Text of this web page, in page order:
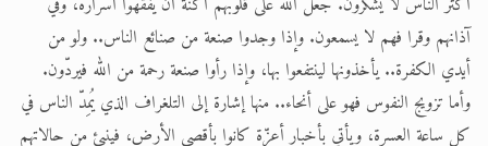
آذانهم وقرا فهم لا يسمعون. وإذا وجدوا صنعة من صنائع الناس.. ولو من
أيدي الكفرة.. يأخذونها لينتفعوا بها، وإذا رأوا صنعة رحمة من الله فيردّون.
وأما تزويج النفوس فهو على أنحاء.. منها إشارة إلى التلغراف الذي يُمِدّ الناس في
كل ساعة العسرة، ويأتي بأخبار أعزّة كانوا بأقصى الأرض، فينبئ من حالاتهم